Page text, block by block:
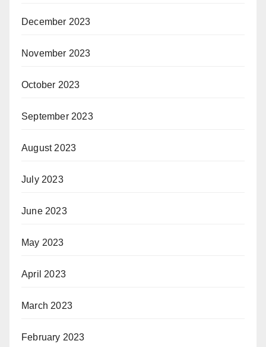
December 2023
November 2023
October 2023
September 2023
August 2023
July 2023
June 2023
May 2023
April 2023
March 2023
February 2023